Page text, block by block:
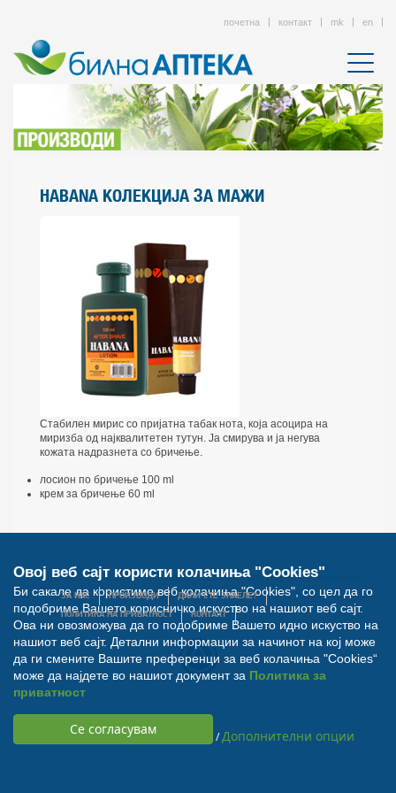
Овој веб сајт користи колачиња "Cookies"
Би сакале да користиме веб колачиња "Cookies", со цел да го
подобриме Вашето корисничко искуство на нашиот веб сајт.
Ова ни овозможува да го подобриме Вашето идно искуство на
нашиот веб сајт. Детални информации за начинот на кој може
да ги смените Вашите преференци за веб колачиња "Cookies“
може да најдете во нашиот документ за Политика за
приватност
/Дополнителни опции
почетна контакт mk en
HABANA КОЛЕКЦИЈА ЗА МАЖИ
Стабилен мирис со пријатна табак нота, која асоцира на
миризба од најквалитетен тутун. Ја смирува и ја негува
кожата надразнета со бричење.
лосион по бричење 100 ml
крем за бричење 60 ml
© Билна Аптека 2012. Сите права задржани. Developed byNextsense
ЗА НАС ПРОИЗВОДИ
ДАЛИ СТЕ ЗНАЕЛЕ?
ПОЛИТИКА НА ПРИВАТНОСТ
КОНТАКТ